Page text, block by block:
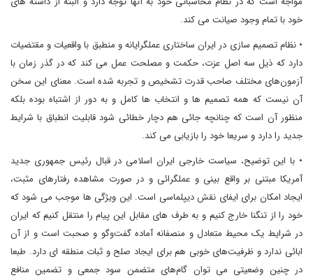
خود با تمام وجود صیانت می کند.
• نظام تصمیم سازی در ایران ساختاری عملگرایانه و منطبق با واقعیات و مقتضیات
دارد که ذیل سه اصل عزت، حکمت و مصلحت عمل می کند که در گذر زمان با
آزمون‌های مختلف صاحب قدرت تشخیص و تجربه شده است. معنای این سخن
آن نیست که همه تصمیم ها و انتخاب ها کامل و به دور از اشتباه بوده بلکه
منظور آن است که چنانچه جائی هم دچار خطائی شود قابلیت انطباق با شرایط
جدید را دارد و سریعا خود را بازیابی می کند.
• با این توضیح، سیاست خارجی ایران اسلامی در قبال رئیس جمهوری جدید
آمریکا مبتنی بر واقع بینی و عملگرائی و در صورت مشاهده رفتارهای مثبت،
ایجاد امکان برای ایفای نقش دیپلماسی است. این ویژگی ها موجب می شود که
خود را از تنگنا خارج کنیم و به طرف های مقابل این پیام را منتقل کنیم که ایران
در شرایط یک محیط متعادل و منصفانه آماده گفت‌وگو و صحبت است و از آن
ابائی ندارد و ظرفیت‌های خوبی هم برای ایجاد صلح و ثبات منطقه ای دارد. طبعا
در چنین وضعیتی می توان گام‌های متضمن سود جمعی و تضمین منافع